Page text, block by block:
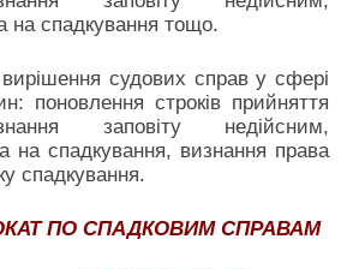
на спадкування тощо.
судових справ у сфері
поновлення строків прийняття
заповіту недійсним,
на спадкування, визнання права
спадкування.
ПО СПАДКОВИМ СПРАВАМ